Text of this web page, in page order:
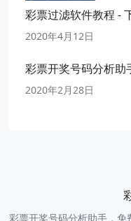
彩票过滤软件教程 -
2020年4月12日
彩票开奖号码分析助
2020年2月28日
彩票开奖号码分析助手，